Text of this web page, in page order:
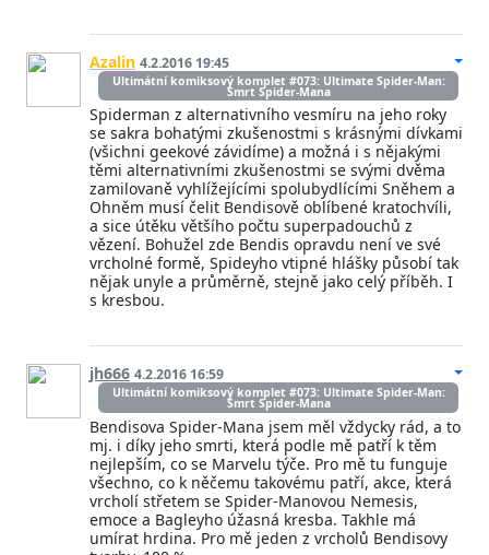
Azalin 4.2.2016 19:45
Ultimátní komiksový komplet #073: Ultimate Spider-Man:
Smrt Spider-Mana
Spiderman z alternativního vesmíru na jeho roky
se sakra bohatými zkušenostmi s krásnými dívkami
(všichni geekové závidíme) a možná i s nějakými
těmi alternativními zkušenostmi se svými dvěma
zamilovaně vyhlížejícími spolubydlícími Sněhem a
Ohněm musí čelit Bendisově oblíbené kratochvíli,
a sice útěku většího počtu superpadouchů z
vězení. Bohužel zde Bendis opravdu není ve své
vrcholné formě, Spideyho vtipné hlášky působí tak
nějak unyle a průměrně, stejně jako celý příběh. I
s kresbou.
jh666 4.2.2016 16:59
Ultimátní komiksový komplet #073: Ultimate Spider-Man:
Smrt Spider-Mana
Bendisova Spider-Mana jsem měl vždycky rád, a to
mj. i díky jeho smrti, která podle mě patří k těm
nejlepším, co se Marvelu týče. Pro mě tu funguje
všechno, co k něčemu takovému patří, akce, která
vrcholí střetem se Spider-Manovou Nemesis,
emoce a Bagleyho úžasná kresba. Takhle má
umírat hrdina. Pro mě jeden z vrcholů Bendisovy